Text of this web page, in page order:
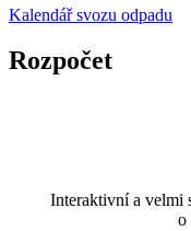
Kalendář svozu odpadu
Rozpočet
Interaktivní a velmi
o